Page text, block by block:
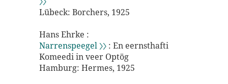
Lübeck: Borchers, 1925
Hans Ehrke :
Narrenspeegel 〉〉 : En eernsthafti
Komeedi in veer Optög
Hamburg: Hermes, 1925